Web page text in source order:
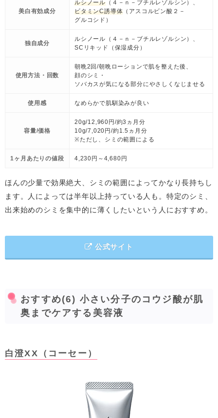
美白有効成分
ルシノール （４－ｎ－ブチルレゾルシン）、
ビタミンC誘導体 （アスコルビン酸２－
グルコシド）
独自成分
ルシノール（４－ｎ－ブチルレゾルシン）、
SCリキッド（保湿成分）
使用方法・回数
朝晩2回/朝晩ローションで肌を整えた後、
顔のシミ・
ソバカスが気になる部分にやさしくなじませる
使用感 なめらかで肌馴染みが良い
容量/価格
20g/12,960円/約3ヵ月分
10g/7,020円/約1.5ヵ月分
※ただし、シミの範囲による
1ヶ月あたりの値段 4,230円～4,680円
ほんの少量で効果絶大、シミの範囲によってかなり長持ちし
ます。人によっては半年以上持っている人も。特定のシミ、
出来始めのシミを集中的に薄くしたいという人におすすめ。
公式サイト
おすすめ(6) 小さい分子のコウジ酸が肌
奥までケアする美容液
白澄XX（コーセー）